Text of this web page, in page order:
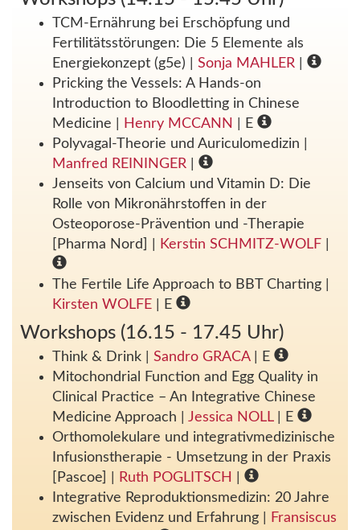
TCM-Ernährung bei Erschöpfung und
Fertilitätsstörungen: Die 5 Elemente als
Energiekonzept (g5e)
Sonja MAHLER
Pricking the Vessels: A Hands-on
Introduction to Bloodletting in Chinese
Medicine
Henry MCCANN
| E
Polyvagal-Theorie und Auriculomedizin
Manfred REININGER
Jenseits von Calcium und Vitamin D: Die
Rolle von Mikronährstoffen in der
Osteoporose-Prävention und -Therapie
[Pharma Nord]
Kerstin SCHMITZ-WOLF
The Fertile Life Approach to BBT Charting
Kirsten WOLFE | E
Workshops (16.15 - 17.45 Uhr)
Think & Drink Sandro GRACA| E
Mitochondrial Function and Egg Quality in
Clinical Practice – An Integrative Chinese
Medicine Approach
Jessica NOLL| E
Orthomolekulare und integrativmedizinische
Infusionstherapie - Umsetzung in der Praxis
[Pascoe]
Ruth POGLITSCH
Integrative Reproduktionsmedizin: 20 Jahre
zwischen Evidenz und Erfahrung
Fransiscus